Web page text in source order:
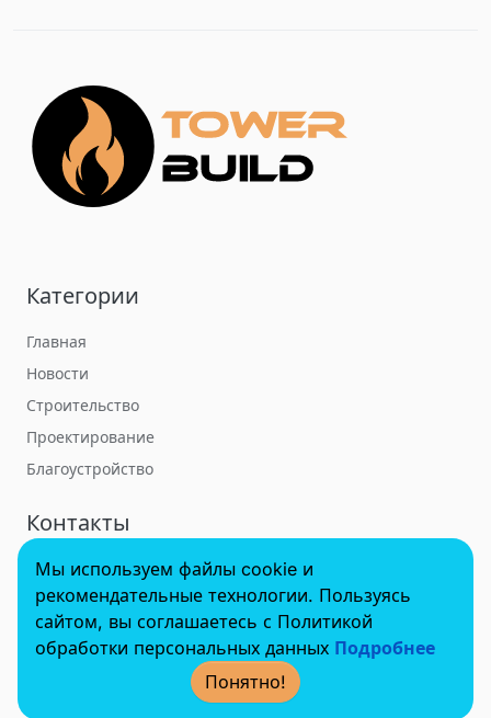
Категории
Главная
Новости
Строительство
Проектирование
Благоустройство
Контакты
towerbuildforum@yandex.ru
© 2022 - 2025 InvestSteel, Inc. Все права защищены.
Мы используем файлы cookie и
рекомендательные технологии. Пользуясь
сайтом, вы соглашаетесь с Политикой
обработки персональных данных Подробнее
Понятно!